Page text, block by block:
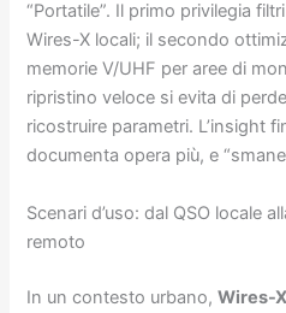
“Portatile”. Il primo privilegia
Wires-X locali; il secondo
memorie V/UHF per aree di
ripristino veloce si evita di
ricostruire parametri. L’insight
documenta opera più, e
Scenari d’uso: dal QSO locale
remoto
In un contesto urbano,Wires-X